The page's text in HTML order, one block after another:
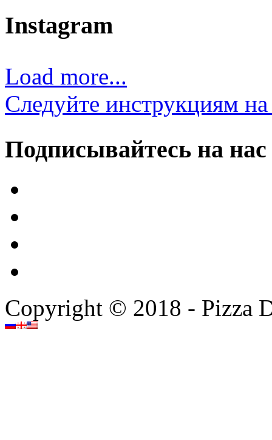
Instagram
Load more...
Следуйте инструкциям
Подписывайтесь на нас
Copyright © 2018 - Pizza